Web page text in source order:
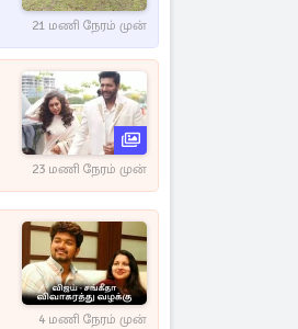
21 மணி நேரம் முன்
23 மணி நேரம் முன்
4 மணி நேரம் முன்